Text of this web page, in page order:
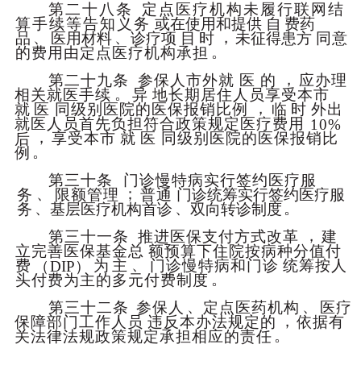
第二十八条
定点医疗机构未履行联网结
算手续等告知义务 或在使用和提供 自 费药
品 、 医用材料 、 诊疗项 目 时 ， 未征得患方 同意
的费用由定点医疗机构承担 。
第二十九条
参保人市外就 医 的 ， 应办理
相关就医手续 。 异 地长期居住人员享受本市
就 医 同级别医院的医保报销比例 ， 临 时 外出
就医人员首先负担符合政策规定医疗费用 10%
后
， 享受本市 就 医 同级别医院的医保报销比
例 。
第三十条
门诊慢特病实行签约医疗服
务 、 限额管理 ； 普通 门诊统筹实行签约医疗服
务 、 基层医疗机构首诊 、 双向转诊制度 。
第三十一条
推进医保支付方式改革 ， 建
立完善医保基金总 额预算下住院按病种分值付
费
（DIP） 为 主 、 门诊慢特病和门诊 统筹按人
头付费为主的多元付费制度 。
第三十二条 参保人 、 定点医药机构 、
医疗
保障部门工作人员 违反本办法规定的 ， 依据有
关法律法规政策规定承担相应的责任 。